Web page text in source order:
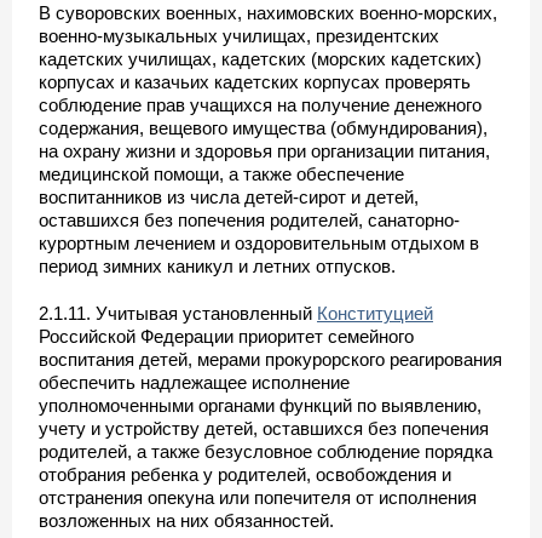
В суворовских военных, нахимовских военно-морских,
военно-музыкальных училищах, президентских
кадетских училищах, кадетских (морских кадетских)
корпусах и казачьих кадетских корпусах проверять
соблюдение прав учащихся на получение денежного
содержания, вещевого имущества (обмундирования),
на охрану жизни и здоровья при организации питания,
медицинской помощи, а также обеспечение
воспитанников из числа детей-сирот и детей,
оставшихся без попечения родителей, санаторно-
курортным лечением и оздоровительным отдыхом в
период зимних каникул и летних отпусков.
2.1.11. Учитывая установленный Конституцией
Российской Федерации приоритет семейного
воспитания детей, мерами прокурорского реагирования
обеспечить надлежащее исполнение
уполномоченными органами функций по выявлению,
учету и устройству детей, оставшихся без попечения
родителей, а также безусловное соблюдение порядка
отобрания ребенка у родителей, освобождения и
отстранения опекуна или попечителя от исполнения
возложенных на них обязанностей.